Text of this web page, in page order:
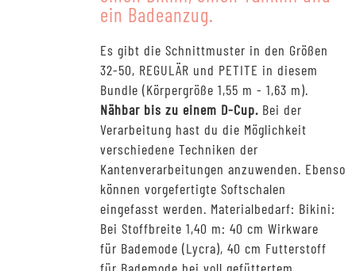
ein Badeanzug.
Es gibt die Schnittmuster in den Größen
32-50, REGULÄR und PETITE in diesem
Bundle (Körpergröße 1,55 m - 1,63 m).
Nähbar bis zu einem D-Cup.Bei der
Verarbeitung hast du die Möglichkeit
verschiedene Techniken der
Kantenverarbeitungen anzuwenden. Ebenso
können vorgefertigte Softschalen
eingefasst werden. Materialbedarf: Bikini:
Bei Stoffbreite 1,40 m: 40 cm Wirkware
für Bademode (Lycra), 40 cm Futterstoff